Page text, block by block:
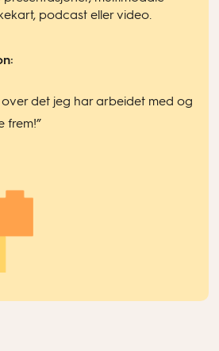
podcast eller video.
over det jeg har arbeidet med og
frem!”